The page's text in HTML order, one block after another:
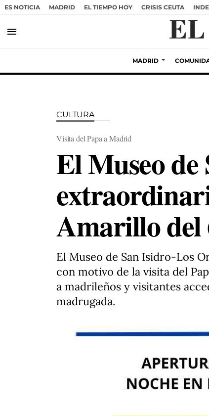
ES NOTICIA MADRID EL TIEMPO HOY CRISIS CEUTA
menu
MADRID
CULTURA
Visita del Papa a Madrid
El Museo
Amarillo del
El Museo de San Isidro-Los
con motivo de la visita del
a madrileños y visitantes
madrugada.